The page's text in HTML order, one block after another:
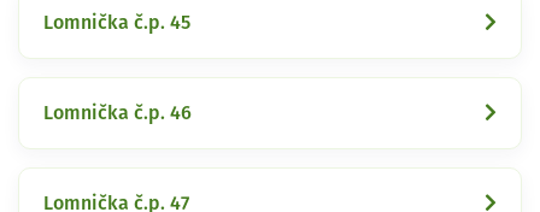
Lomnička č.p. 45
Lomnička č.p. 46
Lomnička č.p. 47